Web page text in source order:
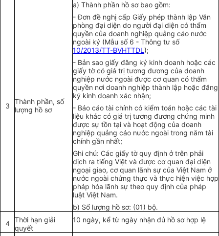
3
Thành phần, số
lượng hồ sơ
a) Thành phần hồ sơ bao gồm:
- Đơn đề nghị cấp Giấy phép thành lập Văn
phòng đại diện do người đại diện có thẩm
quyền của doanh nghiệp quảng cáo nước
ngoài ký (Mẫu số 6 - Thông tư số
10/2013/TT-BVHTTDL );
- Bản sao giấy đăng ký kinh doanh hoặc các
giấy tờ có giá trị tương đương của doanh
nghiệp nước ngoài được cơ quan có thẩm
quyền nơi doanh nghiệp thành lập hoặc đăng
ký kinh doanh xác nhận;
- Báo cáo tài chính có kiểm toán hoặc các tài
liệu khác có giá trị tương đương chứng minh
được sự tồn tại và hoạt động của doanh
nghiệp quảng cáo nước ngoài trong năm tài
chính gần nhất;
Ghi chú: Các giấy tờ quy định ở trên phải
dịch ra tiếng Việt và được cơ quan đại diện
ngoại giao, cơ quan lãnh sự của Việt Nam ở
nước ngoài chứng thực và thực hiện việc hợp
pháp hóa lãnh sự theo quy định của pháp
luật Việt Nam.
b) Số lượng hồ sơ: (01) bộ.
4
Thời hạn giải
quyết
10 ngày, kể từ ngày nhận đủ hồ sơ hợp lệ